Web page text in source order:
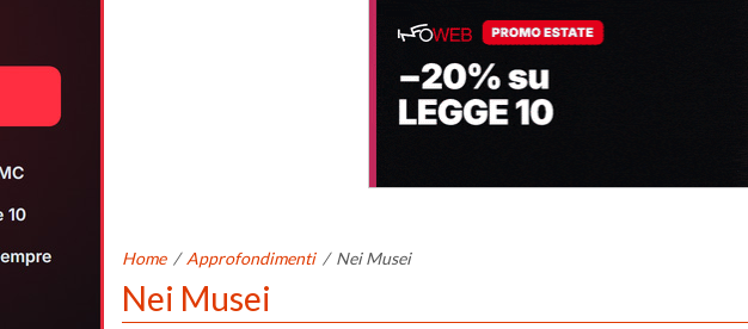
Home / Approfondimenti / Nei Musei
Nei Musei